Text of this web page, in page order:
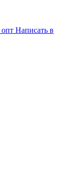
опт Написать в